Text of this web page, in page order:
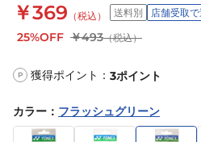
￥369 （税込） 送料別 店舗受取
25%OFF ￥493（税込）
P 獲得ポイント： 3ポイント
カラー ： フラッシュグリーン